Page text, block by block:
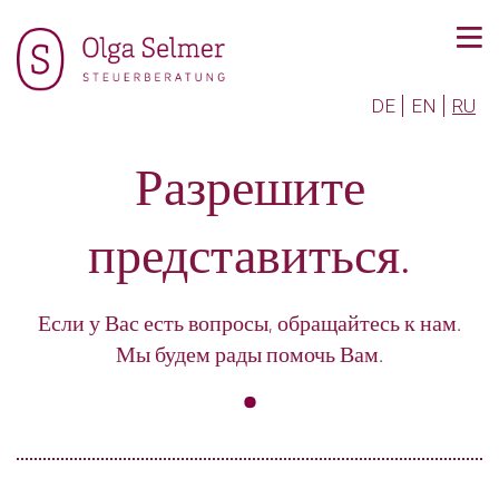
DE EN RU
Разрешите
представиться.
Если у Вас есть вопросы, обращайтесь к нам.
Мы будем рады помочь Вам.